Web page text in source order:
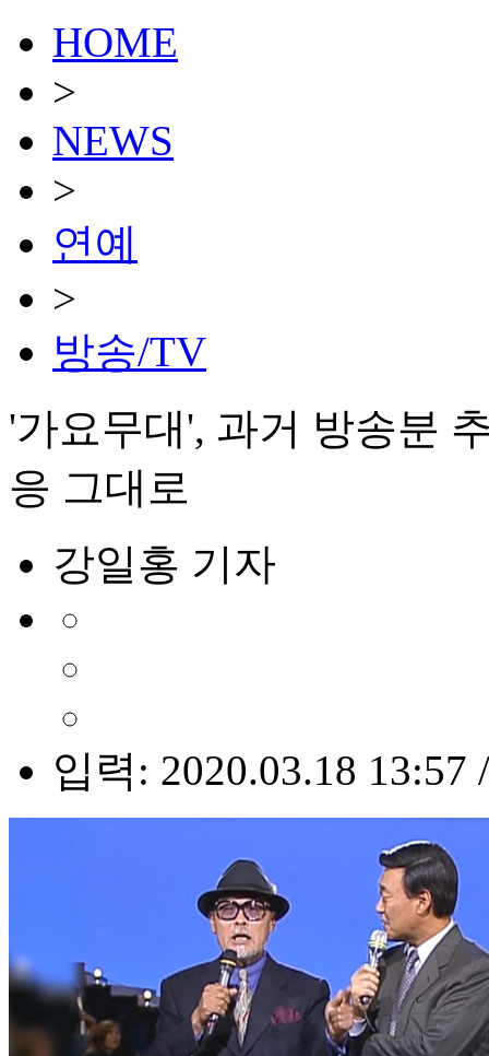
HOME
>
NEWS
>
연예
>
방송/TV
'가요무대', 과거 방송분
응 그대로
강일홍 기자
입력: 2020.03.18 13:57